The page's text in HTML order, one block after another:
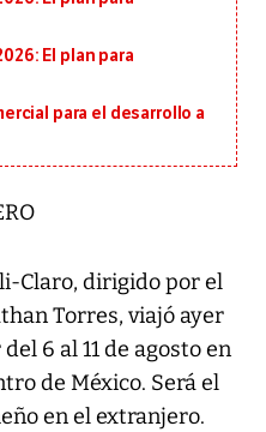
El plan para
para el desarrollo a
Claro, dirigido por el
Torres, viajó ayer
6 al 11 de agosto en
de México. Será el
en el extranjero.